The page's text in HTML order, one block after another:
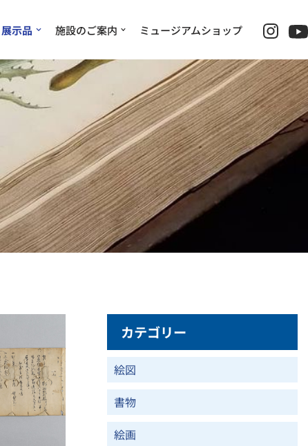
展示品 施設のご案内 ミュージアムショップ
カテゴリー
絵図
書物
絵画